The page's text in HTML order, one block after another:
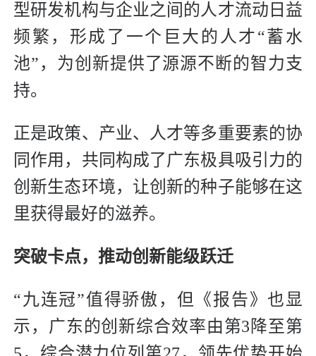
型研发机构与企业之间的人才流动日益
频繁，形成了一个巨大的人才“蓄水
池”，为创新提供了源源不断的智力支
持。
正是政策、产业、人才等多重要素的协
同作用，共同构成了广东极具吸引力的
创新生态环境，让创新的种子能够在这
里获得最好的滋养。
突破卡点，推动创新能级跃迁
“九连冠”值得骄傲，但《报告》也显
示，广东的创新综合效率由第3降至第